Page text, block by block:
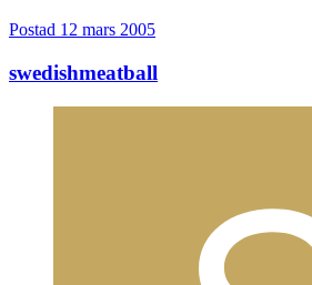
Postad 12 mars 2005
swedishmeatball